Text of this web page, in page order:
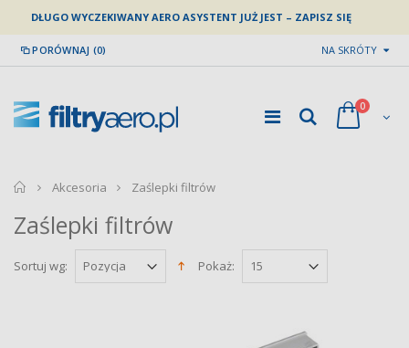
DŁUGO WYCZEKIWANY AERO ASYSTENT JUŻ JEST – ZAPISZ SIĘ
PORÓWNAJ (0) NA SKRÓTY
0
home
Akcesoria Zaślepki filtrów
Zaślepki filtrów
Sortuj wg: Pokaż: